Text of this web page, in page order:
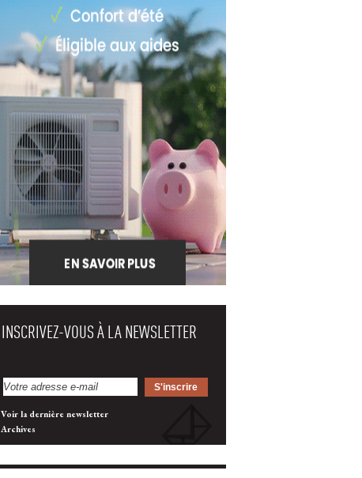
INSCRIVEZ-VOUS À LA NEWSLETTER
Voir la dernière newsletter
Archives